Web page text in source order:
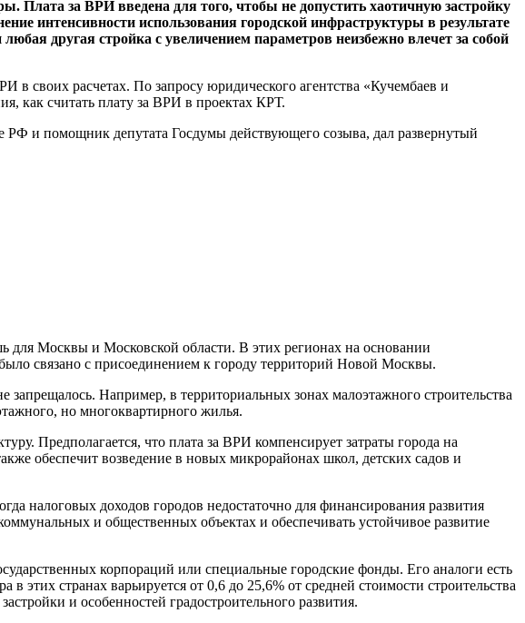
Плата за ВРИ введена для того, чтобы не допустить хаотичную застройку
интенсивности использования городской инфраструктуры в результате
другая стройка с увеличением параметров неизбежно влечет за собой
своих расчетах. По запросу юридического агентства «Кучембаев и
как считать плату за ВРИ в проектах КРТ.
и помощник депутата Госдумы действующего созыва, дал развернутый
для Москвы и Московской области. В этих регионах на основании
связано с присоединением к городу территорий Новой Москвы.
Например, в территориальных зонах малоэтажного строительства
но многоквартирного жилья.
Предполагается, что плата за ВРИ компенсирует затраты города на
обеспечит возведение в новых микрорайонах школ, детских садов и
налоговых доходов городов недостаточно для финансирования развития
и общественных объектах и обеспечивать устойчивое развитие
корпораций или специальные городские фонды. Его аналоги есть
странах варьируется от 0,6 до 25,6% от средней стоимости строительства
и особенностей градостроительного развития.